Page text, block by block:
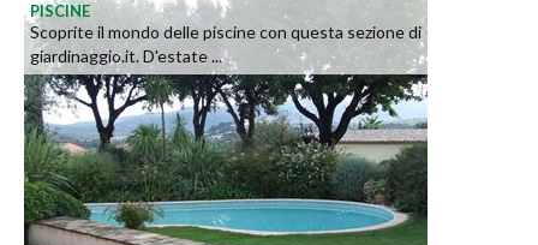
PISCINE
Scoprite il mondo delle piscine con questa sezione di
giardinaggio.it. D'estate ...